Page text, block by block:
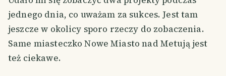
jednego dnia, co uważam za sukces. Jest tam
jeszcze w okolicy sporo rzeczy do zobaczenia.
Same miasteczko Nowe Miasto nad Metują jest
też ciekawe.